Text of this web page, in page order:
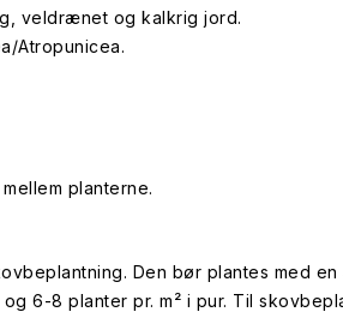
veldrænet og kalkrig jord.
Atropunicea.
planterne.
Den bør plantes med
6-8 planter pr. m² i pur. Til